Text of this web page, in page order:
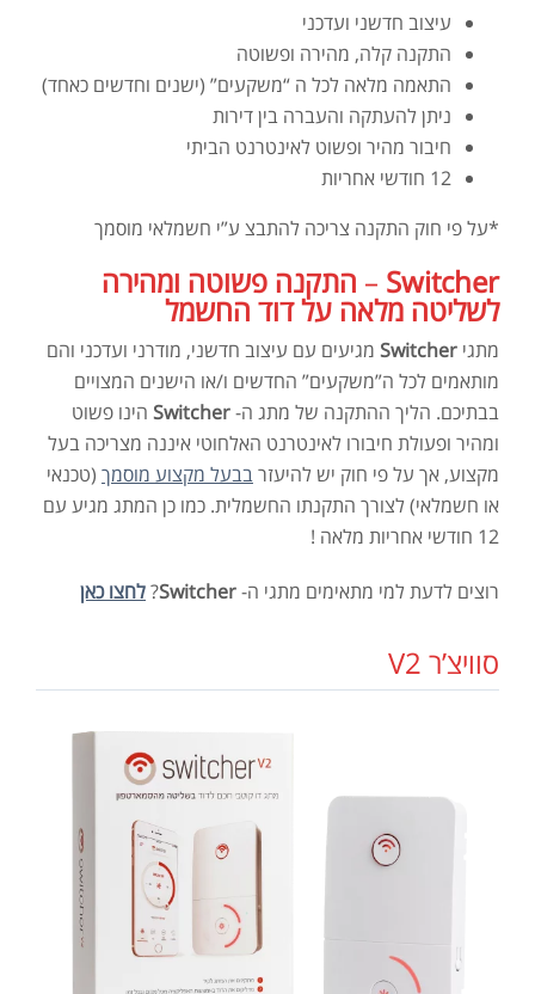
עיצוב חדשני ועדכני
התקנה קלה, מהירה ופשוטה
התאמה מלאה לכל ה “משקעים” (ישנים וחדשים כאחד)
ניתן להעתקה והעברה בין דירות
חיבור מהיר ופשוט לאינטרנט הביתי
12 חודשי אחריות
*על פי חוק התקנה צריכה להתבצ ע”י חשמלאי מוסמך
Switcher
– התקנה פשוטה ומהירה
לשליטה מלאה על דוד החשמל
מתגי Switcher מגיעים עם עיצוב חדשני, מודרני ועדכני והם
מותאמים לכל ה”משקעים” החדשים ו/או הישנים המצויים
בבתיכם. הליך ההתקנה של מתג ה-
הינו פשוט
ומהיר ופעולת חיבורו לאינטרנט האלחוטי איננה מצריכה בעל
מקצוע, אך על פי חוק יש להיעזרבבעל מקצוע מוסמך (טכנאי
או חשמלאי) לצורך התקנתו החשמלית. כמו כן המתג מגיע עם
12 חודשי אחריות מלאה !
רוצים לדעת למי מתאימים מתגי ה- ?לחצו כאן
סוויצ’ר V2